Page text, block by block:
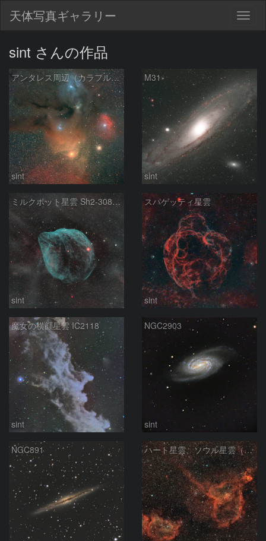
天体写真ギャラリー
sint さんの作品
アンタレス周辺（カラフルタウン）
sint
M31
sint
ミルクポット星雲 Sh2-308 (HOO合成)
sint
スパゲッティ星雲
sint
魔女の横顔星雲 IC2118
sint
NGC2903
sint
NGC891 ハート星雲、ソウル星雲（胎児星雲）